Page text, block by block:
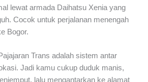
lewat armada Daihatsu Xenia yang
Cocok untuk perjalanan menengah
Bogor.
Trans adalah sistem antar
Jadi kamu cukup duduk manis,
lalu mengantarkan ke alamat